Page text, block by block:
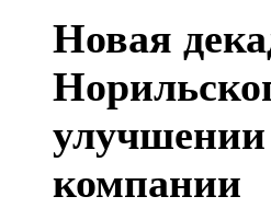
Новая
улучшении
компании